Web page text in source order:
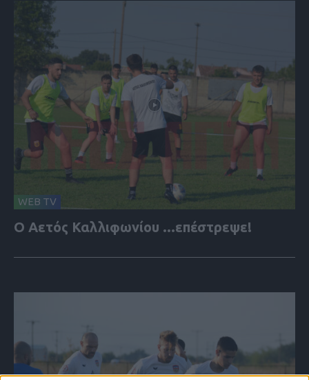
WEB TV
Ο Αετός Καλλιφωνίου ...επέστρεψε!